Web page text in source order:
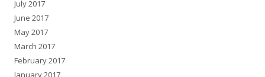
July 2017
June 2017
May 2017
March 2017
February 2017
January 2017